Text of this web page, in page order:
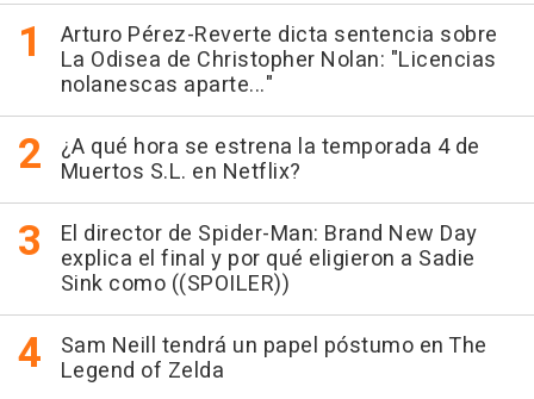
Arturo Pérez-Reverte dicta sentencia sobre
La Odisea de Christopher Nolan: "Licencias
nolanescas aparte..."
¿A qué hora se estrena la temporada 4 de
Muertos S.L. en Netflix?
El director de Spider-Man: Brand New Day
explica el final y por qué eligieron a Sadie
Sink como ((SPOILER))
Sam Neill tendrá un papel póstumo en The
Legend of Zelda